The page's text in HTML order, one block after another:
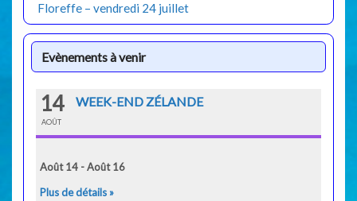
Floreffe – vendredi 24 juillet
Evènements à venir
14
AOÛT
WEEK-END ZÉLANDE
Août 14 - Août 16
Plus de détails »